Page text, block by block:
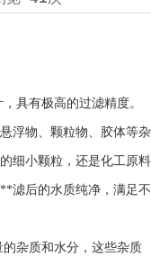
具有极高的过滤精度。
浮物、颗粒物、胶体等杂
细小颗粒，还是化工原料
滤后的水质纯净，满足不
杂质和水分，这些杂质